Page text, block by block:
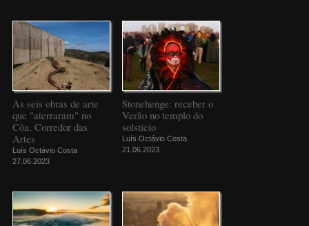
As seis obras de arte
que "aterraram" no
Côa, Corredor das
Artes
Luís Octávio Costa
27.06.2023
Stonehenge: receber o
Verão no templo do
solstício
Luís Octávio Costa
21.06.2023